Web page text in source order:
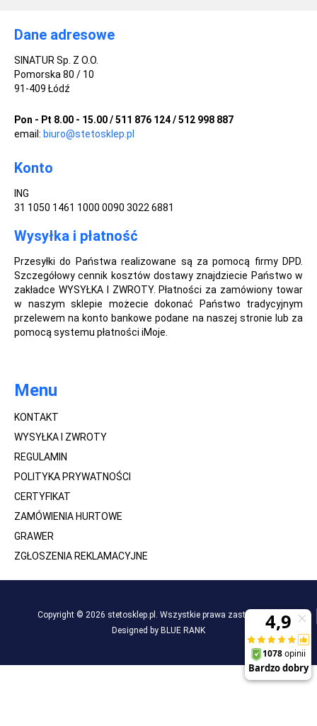
Dane adresowe
SINATUR Sp. Z O.O.
Pomorska 80 / 10
91-409 Łódź
Pon - Pt 8.00 - 15.00 / 511 876 124 / 512 998 887
email: biuro@stetosklep.pl
Konto
ING
31 1050 1461 1000 0090 3022 6881
Wysyłka i płatność
Przesyłki do Państwa realizowane są za pomocą firmy DPD.
Szczegółowy cennik kosztów dostawy znajdziecie Państwo w
zakładce WYSYŁKA I ZWROTY. Płatności za zamówiony towar
w naszym sklepie możecie dokonać Państwo tradycyjnym
przelewem na konto bankowe podane na naszej stronie lub za
pomocą systemu płatności iMoje.
Menu
KONTAKT
WYSYŁKA I ZWROTY
REGULAMIN
POLITYKA PRYWATNOŚCI
CERTYFIKAT
ZAMÓWIENIA HURTOWE
GRAWER
ZGŁOSZENIA REKLAMACYJNE
Copyright © 2026 stetosklep.pl. Wszystkie prawa zastrzeżone.
Designed by BLUE RANK